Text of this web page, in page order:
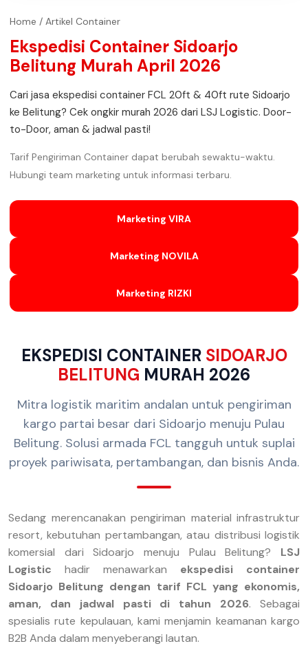
Home / Artikel Container
Ekspedisi Container Sidoarjo
Belitung Murah April 2026
Cari jasa ekspedisi container FCL 20ft & 40ft rute Sidoarjo
ke Belitung? Cek ongkir murah 2026 dari LSJ Logistic. Door-
to-Door, aman & jadwal pasti!
Tarif Pengiriman Container dapat berubah sewaktu-waktu.
Hubungi team marketing untuk informasi terbaru.
Marketing VIRA
Marketing NOVILA
Marketing RIZKI
EKSPEDISI CONTAINER SIDOARJO
BELITUNG MURAH 2026
Mitra logistik maritim andalan untuk pengiriman
kargo partai besar dari Sidoarjo menuju Pulau
Belitung. Solusi armada FCL tangguh untuk suplai
proyek pariwisata, pertambangan, dan bisnis Anda.
Sedang merencanakan pengiriman material infrastruktur
resort, kebutuhan pertambangan, atau distribusi logistik
komersial dari Sidoarjo menuju Pulau Belitung? LSJ
Logistic hadir menawarkan ekspedisi container
Sidoarjo Belitung dengan tarif FCL yang ekonomis,
aman, dan jadwal pasti di tahun 2026. Sebagai
spesialis rute kepulauan, kami menjamin keamanan kargo
B2B Anda dalam menyeberangi lautan.